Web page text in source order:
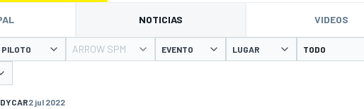
NOTICIAS VIDEOS
PILOTO ARROW SPM EVENTO LUGAR
2 jul 2022